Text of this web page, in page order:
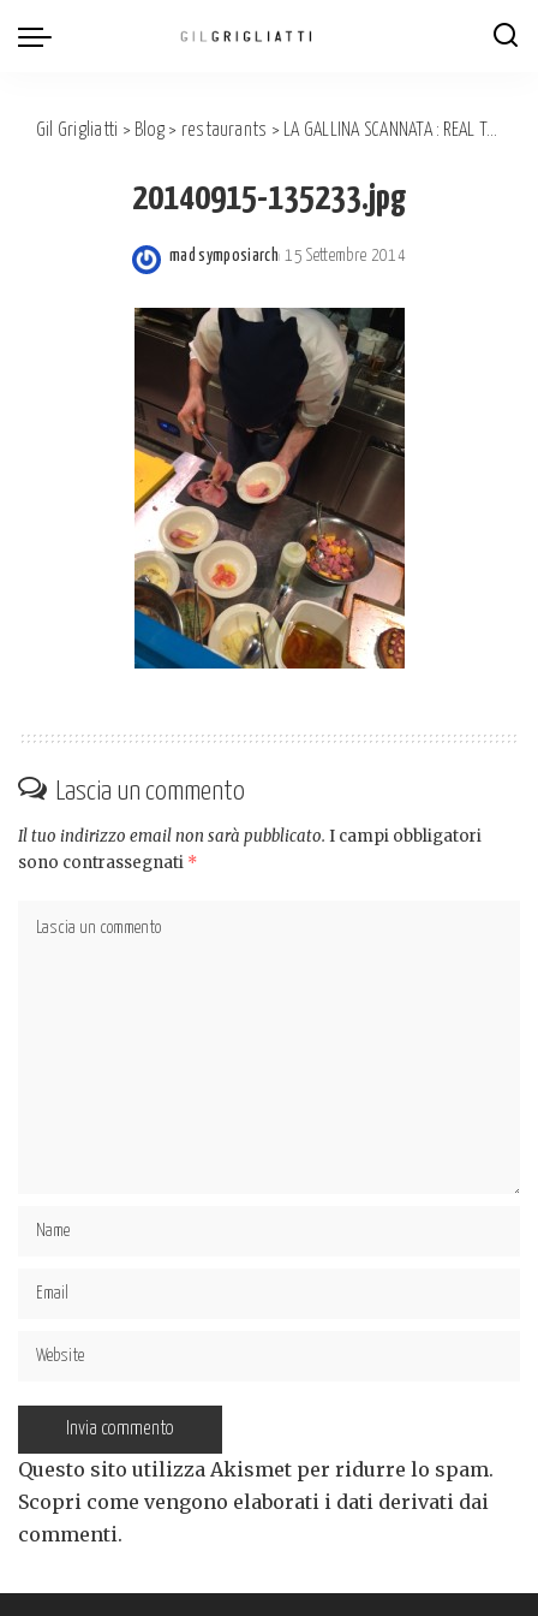
Gil Grigliatti > Blog > restaurants > LA GALLINA SCANNATA : REAL TAPAS & PINTXOS IN TORINO!
20140915-135233.jpg
Posted
mad symposiarch 15 Settembre 2014
Lascia un commento
Il tuo indirizzo email non sarà pubblicato. I campi obbligatori
sono contrassegnati *
Questo sito utilizza Akismet per ridurre lo spam.
Scopri come vengono elaborati i dati derivati dai
commenti.